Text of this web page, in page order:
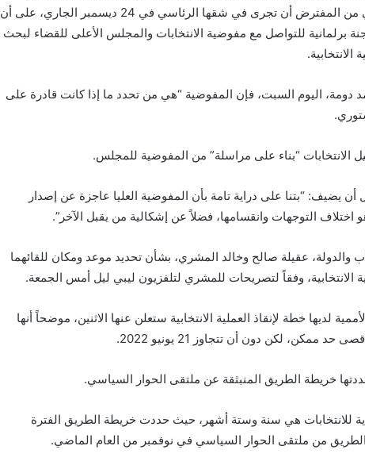
العليا للانتخابات الصمت حيال مصير الانتخابات، التي من المفترض أن تجرى في شقها الرئاسي في 24 ديسمبر الجاري، على أن
برلمانية للتواصل مع مفوضية الانتخابات والمجلس الأعلى للقضاء لبحث
اليوم السبت، فإن المفوضية “هي من تحدد ما إذا كانت قادرة على
الانتخابات “بناء على مراسلة” من المفوضية للمجلس.
أن يضيف: “بتنا على دراية تامة بأن المفوضية العليا عاجزة عن إصدار
اختلاف التوجهات وانقسامها، فضلاً عن إشكالية من يقبل الآخر”.
والدولة، عقيلة صالح وخالد المشري، بشأن تحديد موعد ومكان للقائهما
وفقاً لتصريحات للمشري لتلفزيون ليبي ليل أمس الجمعة.
لديها خطة لإنقاذ العملية الانتخابية ستعلن عنها الاثنين، موضحاً أنها
لكن دون أن تتجاوز 21 يونيو 2022.
خريطة الطريق المنبثقة عن ملتقى الحوار السياسي.
للانتخابات هي سنة وستة أشهر، حيث حددت خريطة الطريق الفترة